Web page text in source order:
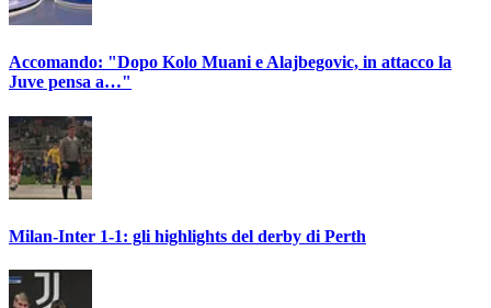
Accomando: "Dopo Kolo Muani e Alajbegovic, in attacco la
Juve pensa a…"
Milan-Inter 1-1: gli highlights del derby di Perth